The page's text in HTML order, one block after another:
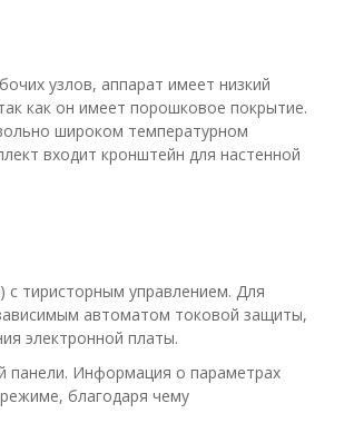
узлов, аппарат имеет низкий
как он имеет порошковое покрытие.
широком температурном
входит кронштейн для настенной
с тиристорным управлением. Для
автоматом токовой защиты,
электронной платы.
панели. Информация о параметрах
благодаря чему